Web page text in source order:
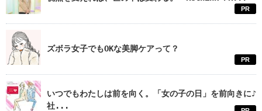
PR
ズボラ女子でもOKな美脚ケアって？
PR
いつでもわたしは前を向く。「女の子の日」を前向きに♪
社...